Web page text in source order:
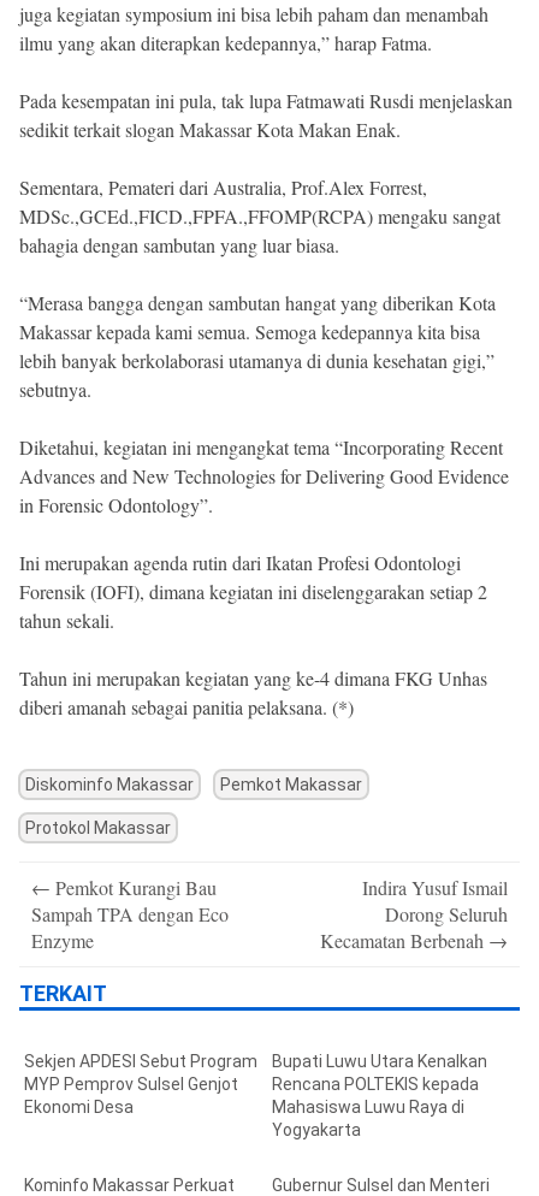
juga kegiatan symposium ini bisa lebih paham dan menambah
ilmu yang akan diterapkan kedepannya,” harap Fatma.
Pada kesempatan ini pula, tak lupa Fatmawati Rusdi menjelaskan
sedikit terkait slogan Makassar Kota Makan Enak.
Sementara, Pemateri dari Australia, Prof.Alex Forrest,
MDSc.,GCEd.,FICD.,FPFA.,FFOMP(RCPA) mengaku sangat
bahagia dengan sambutan yang luar biasa.
“Merasa bangga dengan sambutan hangat yang diberikan Kota
Makassar kepada kami semua. Semoga kedepannya kita bisa
lebih banyak berkolaborasi utamanya di dunia kesehatan gigi,”
sebutnya.
Diketahui, kegiatan ini mengangkat tema “Incorporating Recent
Advances and New Technologies for Delivering Good Evidence
in Forensic Odontology”.
Ini merupakan agenda rutin dari Ikatan Profesi Odontologi
Forensik (IOFI), dimana kegiatan ini diselenggarakan setiap 2
tahun sekali.
Tahun ini merupakan kegiatan yang ke-4 dimana FKG Unhas
diberi amanah sebagai panitia pelaksana. (*)
Diskominfo Makassar Pemkot Makassar
Protokol Makassar
navigation
← Pemkot Kurangi Bau
Sampah TPA dengan Eco
Enzyme
Indira Yusuf Ismail
Dorong Seluruh
Kecamatan Berbenah →
TERKAIT
Sekjen APDESI Sebut Program
MYP Pemprov Sulsel Genjot
Ekonomi Desa
Bupati Luwu Utara Kenalkan
Rencana POLTEKIS kepada
Mahasiswa Luwu Raya di
Yogyakarta
Kominfo Makassar Perkuat Gubernur Sulsel dan Menteri